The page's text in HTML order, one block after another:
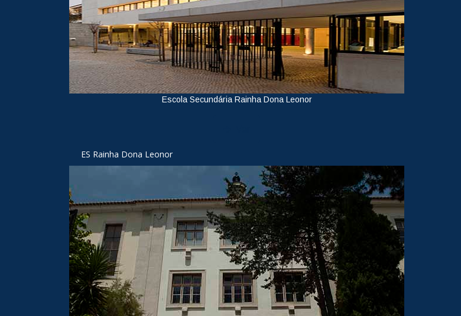
Escola Secundária Rainha Dona Leonor
ES Rainha Dona Leonor